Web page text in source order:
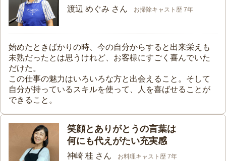
渡辺 めぐみ さん お掃除キャスト歴 7年
始めたときばかりの時、今の自分からすると出来栄えも
未熟だったとは思うけれど、お客様にすごく喜んでいた
だけた。
この仕事の魅力はいろいろな方と出会えること。そして
自分が持っているスキルを使って、人を喜ばせることが
できること。
笑顔とありがとうの言葉は
何にも代えがたい充実感
神崎 桂 さん お料理キャスト歴 7年